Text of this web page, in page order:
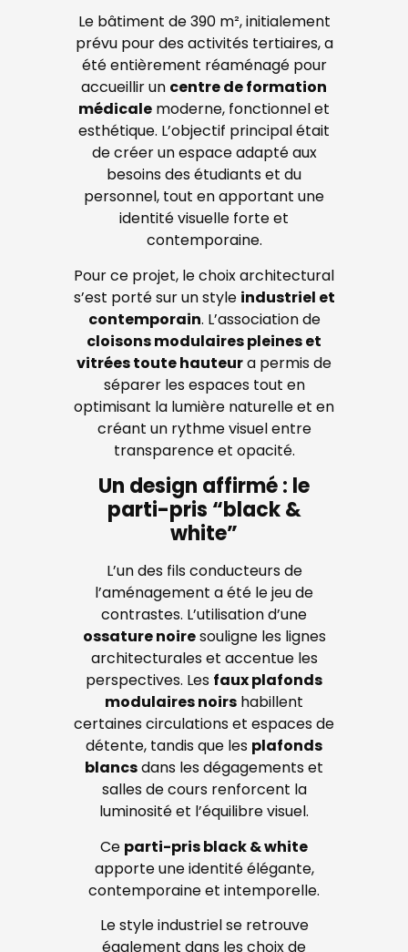
Le bâtiment de 390 m², initialement
prévu pour des activités tertiaires, a
été entièrement réaménagé pour
accueillir un centre de formation
médicale moderne, fonctionnel et
esthétique. L’objectif principal était
de créer un espace adapté aux
besoins des étudiants et du
personnel, tout en apportant une
identité visuelle forte et
contemporaine.
Pour ce projet, le choix architectural
s’est porté sur un style industriel et
contemporain. L’association de
cloisons modulaires pleines et
vitrées toute hauteura permis de
séparer les espaces tout en
optimisant la lumière naturelle et en
créant un rythme visuel entre
transparence et opacité.
Un design affirmé : le
parti-pris “black &
white”
L’un des fils conducteurs de
l’aménagement a été le jeu de
contrastes. L’utilisation d’une
ossature noiresouligne les lignes
architecturales et accentue les
perspectives. Les faux plafonds
modulaires noirs habillent
certaines circulations et espaces de
détente, tandis que les plafonds
blancsdans les dégagements et
salles de cours renforcent la
luminosité et l’équilibre visuel.
Ce parti-pris black & white
apporte une identité élégante,
contemporaine et intemporelle.
Le style industriel se retrouve
également dans les choix de